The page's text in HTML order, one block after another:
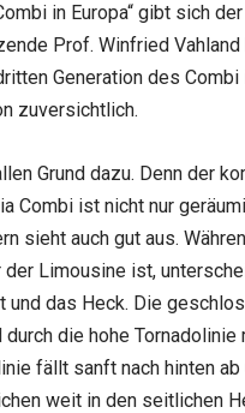
in Europa“ gibt sich
Prof. Winfried Vahland
Generation des
zuversichtlich.
Grund dazu. Denn der
Combi ist nicht nur
sieht auch gut aus.
Limousine ist,
und das Heck. Die
die hohe Tornadolinie
fällt sanft nach hinten ab
weit in den seitlichen